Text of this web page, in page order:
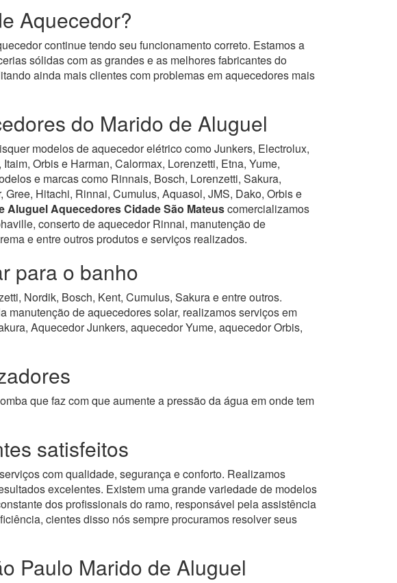
Aquecedor?
continue tendo seu funcionamento correto. Estamos a
sólidas com as grandes e as melhores fabricantes do
ainda mais clientes com problemas em aquecedores mais
do Marido de Aluguel
modelos de aquecedor elétrico como Junkers, Electrolux,
Orbis e Harman, Calormax, Lorenzetti, Etna, Yume,
e marcas como Rinnais, Bosch, Lorenzetti, Sakura,
Hitachi, Rinnai, Cumulus, Aquasol, JMS, Dako, Orbis e
Aluguel Aquecedores Cidade São Mateuscomercializamos
conserto de aquecedor Rinnai, manutenção de
e entre outros produtos e serviços realizados.
para o banho
Nordik, Bosch, Kent, Cumulus, Sakura e entre outros.
manutenção de aquecedores solar, realizamos serviços em
Aquecedor Junkers, aquecedor Yume, aquecedor Orbis,
que faz com que aumente a pressão da água em onde tem
satisfeitos
com qualidade, segurança e conforto. Realizamos
excelentes. Existem uma grande variedade de modelos
dos profissionais do ramo, responsável pela assistência
cientes disso nós sempre procuramos resolver seus
Paulo Marido de Aluguel